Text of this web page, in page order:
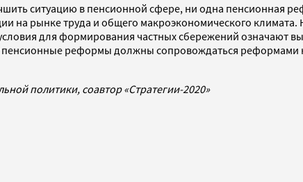
ситуацию в пенсионной сфере, ни одна пенсионная
на рынке труда и общего макроэкономического
для формирования частных сбережений означают
реформы должны сопровождаться реформами
политики, соавтор «Стратегии-2020»